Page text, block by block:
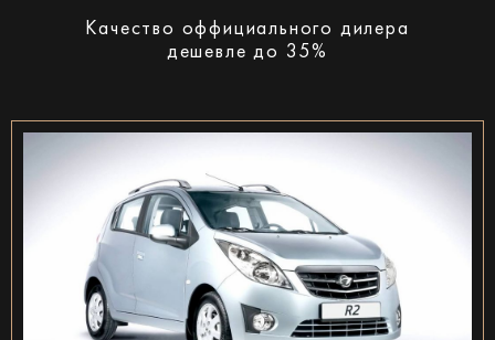
Качество оффициального дилера
дешевле до 35%